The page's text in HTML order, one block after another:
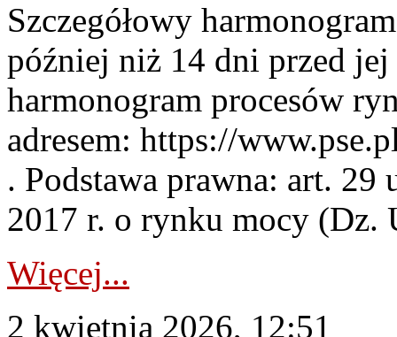
Szczegółowy
później niż 14 dni przed
harmonogram procesów
adresem: https://
. Podstawa prawna: art. 29
2017 r. o rynku mocy (Dz.
Więcej...
2 kwietnia 2026, 12:51